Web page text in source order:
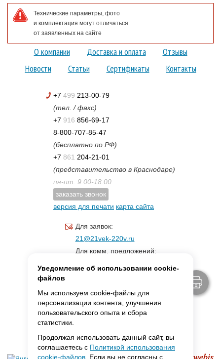
Технические параметры, фото
и комплектация могут отличаться
от заявленных на сайте
О компании Доставка и оплата
Отзывы
Новости
Статьи Сертификаты Контакты
+7 499 213-00-79
(тел. / факс)
+7 916 856-69-17
8-800-707-85-47
(бесплатно по РФ)
+7 861 204-21-01
(представительство в Краснодаре)
пн-пт. 9:00-18:00
заказать звонок
версия для печати карта сайта
Для заявок:
21@21vek-220v.ru
Для комм. предложений:
Уведомление об использовании cookie-
файлов
Мы используем cookie-файлы для
персонализации контента, улучшения
пользовательского опыта и сбора
статистики.
Продолжая использовать данный сайт, вы
соглашаетесь с Политикой использования
cookie-файлов . Если вы не согласны с